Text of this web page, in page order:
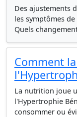
Des ajustements
les symptômes
Quels
Comment
La nutrition joue
l'Hypertrophie
consommer ou